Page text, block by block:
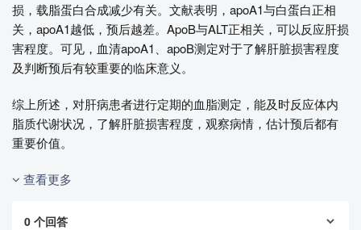
损，载脂蛋白合成减少有关。文献表明，apoA1与白蛋白正相
关，apoA1越低，预后越差。ApoB与ALT正相关，可以反应肝损
害程度。可见，血清apoA1、apoB测定对于了解肝脏损害程度
及判断预后有较重要的临床意义。
综上所述，对肝病患者进行定期的血脂测定，能及时反应体内
脂质代谢状况，了解肝脏损害程度，观察病情，估计预后都有
重要价值。
查看更多
0 个回答